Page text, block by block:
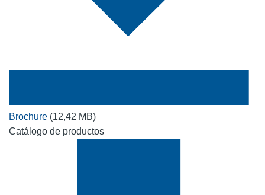
Brochure (12,42 MB)
Catálogo de productos